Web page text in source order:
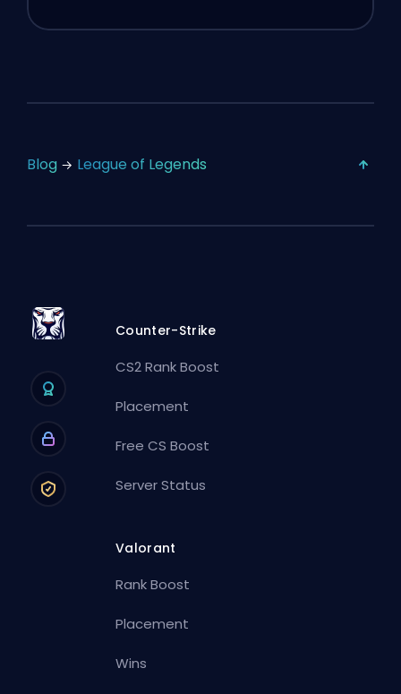
Blog League of Legends
Counter-Strike
CS2 Rank Boost
Placement
Free CS Boost
Server Status
Valorant
Rank Boost
Placement
Wins